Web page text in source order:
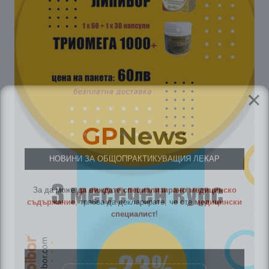
GP News
НОВИНИ ЗА ОБЩОПРАКТИКУВАЩИЯ ЛЕКАР
За да можеда виждате специализирано медицинско
съдържание
специалист
Аз съм медицински специалист